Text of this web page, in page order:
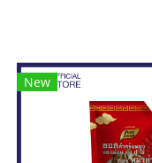
New